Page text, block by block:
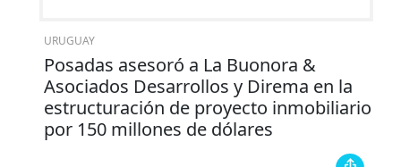
URUGUAY
Posadas asesoró a La Buonora &
Asociados Desarrollos y Direma en la
estructuración de proyecto inmobiliario
por 150 millones de dólares